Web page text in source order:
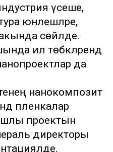
үсеше,
юнәлешләре,
сөйләде.
ил төбәкләрендә
да
нанокомпозит
пленкалар
проектын
директоры